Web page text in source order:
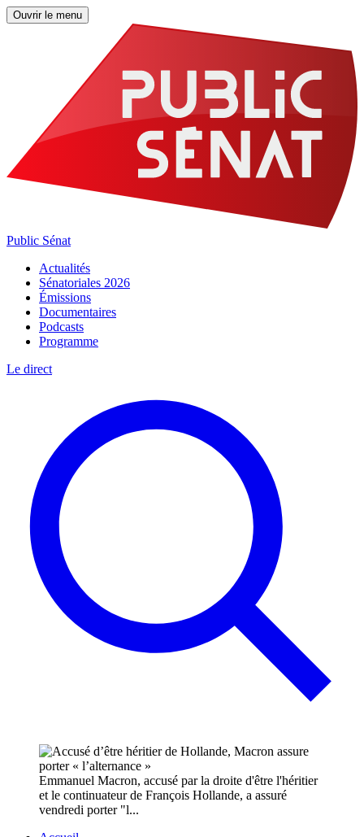
Ouvrir le menu
Public Sénat
Actualités
Sénatoriales 2026
Émissions
Documentaires
Podcasts
Programme
Le direct
Emmanuel Macron, accusé par la droite d'être l'héritier
et le continuateur de François Hollande, a assuré
vendredi porter "l...